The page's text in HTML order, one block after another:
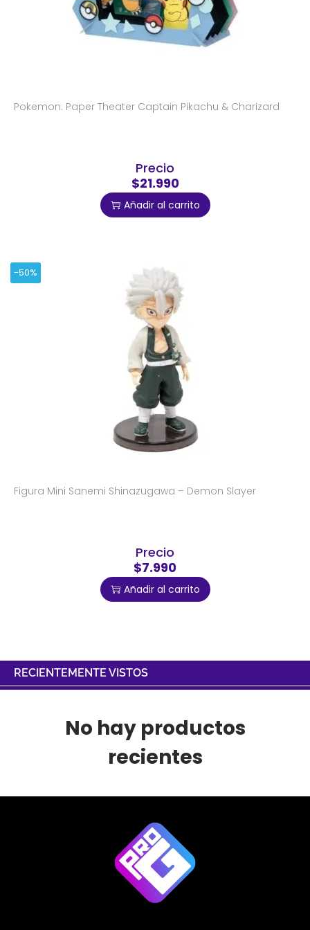
Pokemon: Paper Theater Captain Pikachu & Charizard
Precio
$21.990
Añadir al carrito
-50%
Figura Mini Sanemi Shinazugawa – Demon Slayer
Precio
$7.990
Añadir al carrito
RECIENTEMENTE VISTOS
No hay productos
recientes